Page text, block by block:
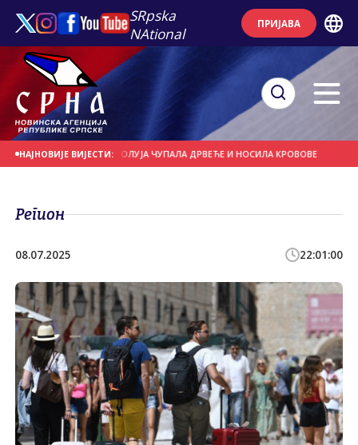
SRpska
NAtional
ПРИЈАВА
НАЈНОВИЈЕ ВИЈЕСТИ:
ДАНАШЊИ ДАН ОЛУЈА ЧУПАЛА ДРВЕЋЕ И НОСИЛА КРОВОВЕ ЈАКИ
Регион
08.07.2025 22:01:00